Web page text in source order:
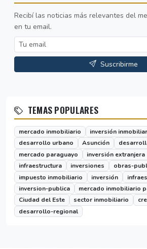
Recibí las noticias más relevantes del
en tu email.
Suscribirme
TEMAS POPULARES
mercado inmobiliario
inversión
desarrollo urbano
Asunción
mercado paraguayo
inversión extranjera
infraestructura
inversiones
obras-
impuesto inmobiliario
inversión
inversion-publica
mercado inmobiliario
Ciudad del Este
sector inmobiliario
desarrollo-regional